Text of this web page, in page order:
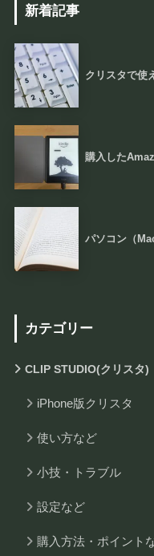
新着記事
クリスタで使
購入した
パソコン（
カテゴリー
CLIP STUDIO(クリスタ)
iPhone版クリスタ
使い方など
小技・トラブル
設定など
購入方法・ポイント